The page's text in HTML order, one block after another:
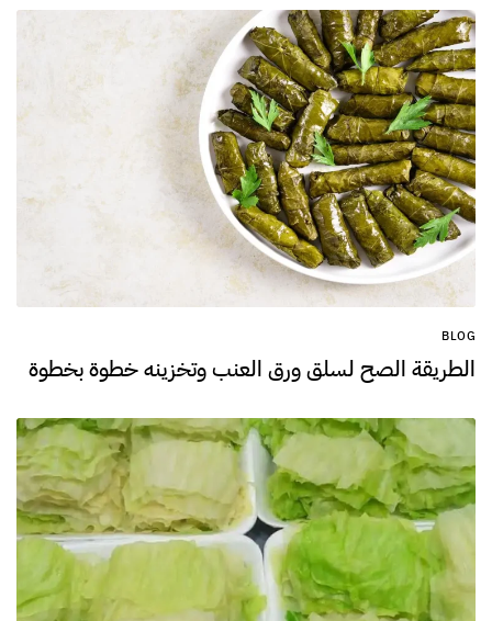
BLOG
الطريقة الصح لسلق ورق العنب وتخزينه خطوة بخطوة